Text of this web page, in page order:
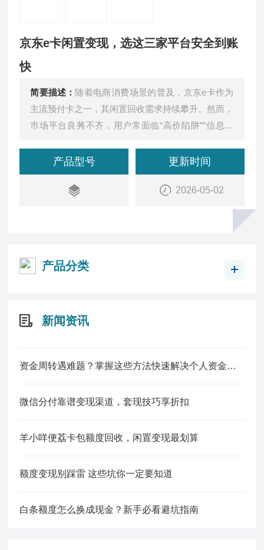
京东e卡闲置变现，选这三家平台安全到账
快
简要描述： 随着电商消费场景的普及，京东e卡作为
主流预付卡之一，其闲置回收需求持续攀升。然而，
市场平台良莠不齐，用户常面临“高价陷阱”“信息泄
产品型号 更新时间
2026-05-02
产品分类
新闻资讯
资金周转遇难题？掌握这些方法快速解决个人资金缺口
微信分付靠谱变现渠道，套现技巧享折扣
羊小咩便荔卡包额度回收，闲置变现最划算
额度变现别踩雷 这些坑你一定要知道
白条额度怎么换成现金？新手必看避坑指南